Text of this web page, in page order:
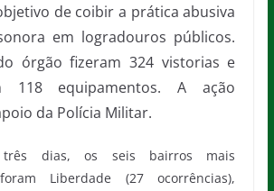
de coibir a prática abusiva
em logradouros públicos.
órgão fizeram 324 vistorias e
118 equipamentos. A ação
da Polícia Militar.
dias, os seis bairros mais
Liberdade (27 ocorrências),